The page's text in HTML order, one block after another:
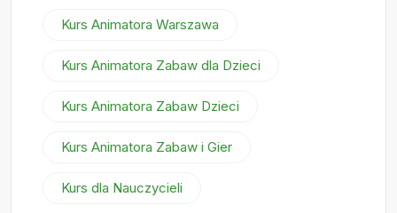
Kurs Animatora Warszawa
Kurs Animatora Zabaw dla Dzieci
Kurs Animatora Zabaw Dzieci
Kurs Animatora Zabaw i Gier
Kurs dla Nauczycieli